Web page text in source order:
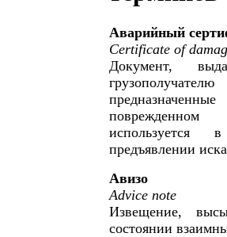
Аварийный
Certificate of
Документ,
используется
предъявлении
Авизо
Advice note
Извещение,
состоянии